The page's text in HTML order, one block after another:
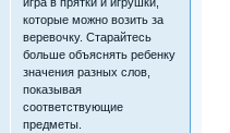
игра в прятки и игрушки,
которые можно возить за
веревочку. Старайтесь
больше объяснять ребенку
значения разных слов,
показывая
соответствующие
предметы.